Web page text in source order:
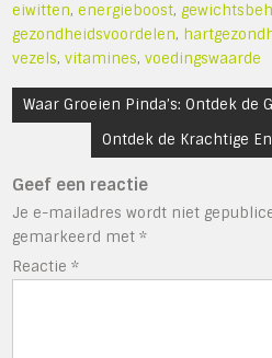
eiwitten,energieboost,
gezondheidsvoordelen,
vezels,vitamines,voedingswaarde
Bericht
navigatie
Waar Groeien Pinda’s: Ontdek
Ontdek de Krachtige
Geef een reactie
Je e-mailadres wordt niet
gemarkeerd met*
Reactie*